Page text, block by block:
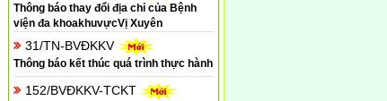
Thông báo thay đổi địa chỉ của Bệnh
viện đa khoakhuvựcVị Xuyên
31/TN-BVĐKKV
Thông báo kết thúc quá trình thực hành
152/BVĐKKV-TCKT